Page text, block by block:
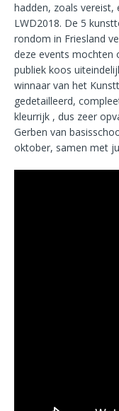
hadden, zoals vereist,
LWD2018. De 5
rondom in Friesland
deze events mochten
publiek koos
winnaar van het
gedetailleerd,
kleurrijk , dus zeer
Gerben van
oktober, samen met